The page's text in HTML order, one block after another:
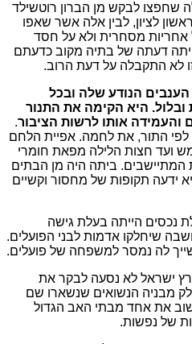
שחפצו לבקש מן הברון רוטשילד
לציון, לבין אלה אשר שאפו
אחריות מסחרית ולא על חסד
דעתה של בתיה מקוב כדעתם
לא התקבלה על דעת הרוב.
הנודע שלה ובכל
היא הקימה את התנור
אותו לרשות הציבור.
התור, את לחמה. אפיית הלחם
ועד חצות הלילה מפאת חומרי
ביתה היה מן הבתים
ידעה תקופות של מחסור וקשיים
נכסים הייתה בעלת גישה
שיחלקו אדמות לבני הפועלים.
לה נמסר למשפחה של פועלים.
ישראל לא נסעה לבקר את
מבניה הנשואים שנשארו שם
את אחד מבתי האב הגדול
של נפשות.